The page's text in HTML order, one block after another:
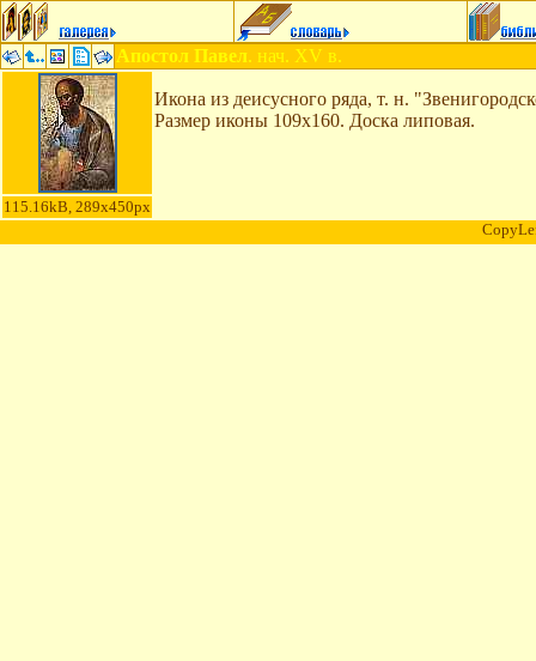
Апостол Павел. нач. XV в.
115.16kB, 289x450px
Икона из деисусного ряда, т. н.
Размер иконы 109x160. Доска липовая.